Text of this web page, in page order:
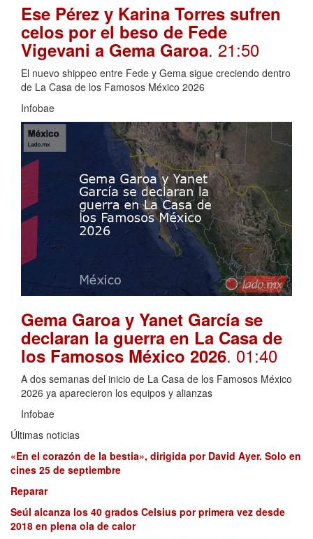
Ese Pérez y Karina Torres sufren
celos por el beso de Fede
Vigevani a Gema Garoa. 21:50
El nuevo shippeo entre Fede y Gema sigue creciendo dentro
de La Casa de los Famosos México 2026
Infobae
Gema Garoa y Yanet García se
declaran la guerra en La Casa de
los Famosos México 2026. 01:40
A dos semanas del inicio de La Casa de los Famosos México
2026 ya aparecieron los equipos y alianzas
Infobae
Últimas noticias
«En el corazón de la bestia», dirigida por David Ayer. Solo en
cines 25 de septiembre
Reparar
Seúl alcanza los 40 grados Celsius por primera vez desde
2018 en plena ola de calor